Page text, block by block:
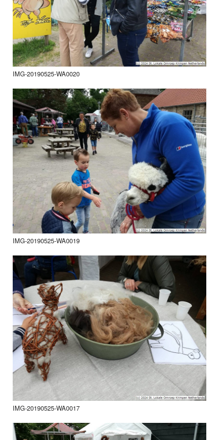
IMG-20190525-WA0020
IMG-20190525-WA0019
IMG-20190525-WA0017